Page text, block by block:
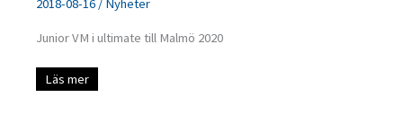
2018-08-16 / Nyheter
Junior VM i ultimate till Malmö 2020
WJUC
2020
Läs mer